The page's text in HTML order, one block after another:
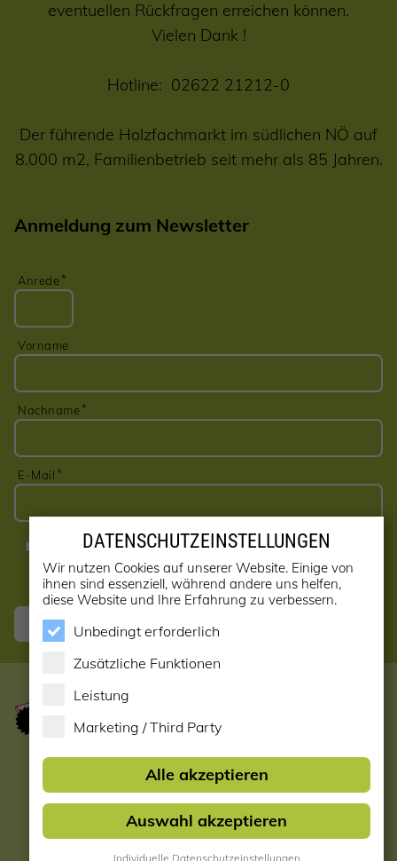
eventuellen Rückfragen erreichen können.
Vielen Dank !
Hotline: 02622 21212-0
Der führende Holzfachmarkt im südlichen NÖ auf
8.000 m2, Familienbetrieb seit mehr als 85 Jahren.
Anmeldung zum Newsletter
Anrede
Vorname
Nachname
E-Mail
Ja, ich möchte den Newsletter erhalten! (kann jederzeit
abbestellt werden)
Anmelden
Startseite
Datenschutzerklärung
Impressum & AGB
DATENSCHUTZEINSTELLUNGEN
Wir nutzen Cookies auf unserer Website. Einige von
ihnen sind essenziell, während andere uns helfen,
diese Website und Ihre Erfahrung zu verbessern.
Unbedingt erforderlich
Zusätzliche Funktionen
Leistung
Marketing / Third Party
Alle akzeptieren
Auswahl akzeptieren
Individuelle Datenschutzeinstellungen